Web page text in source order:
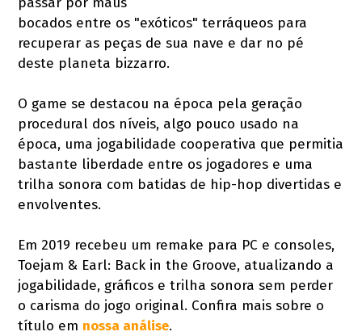
bocados entre os "exóticos" terráqueos para
recuperar as peças de sua nave e dar no pé
deste planeta bizzarro.
O game se destacou na época pela geração
procedural dos níveis, algo pouco usado na
época, uma jogabilidade cooperativa que permitia
bastante liberdade entre os jogadores e uma
trilha sonora com batidas de hip-hop divertidas e
envolventes.
Em 2019 recebeu um remake para PC e consoles,
Toejam & Earl: Back in the Groove, atualizando a
jogabilidade, gráficos e trilha sonora sem perder
o carisma do jogo original. Confira mais sobre o
título em nossa análise.